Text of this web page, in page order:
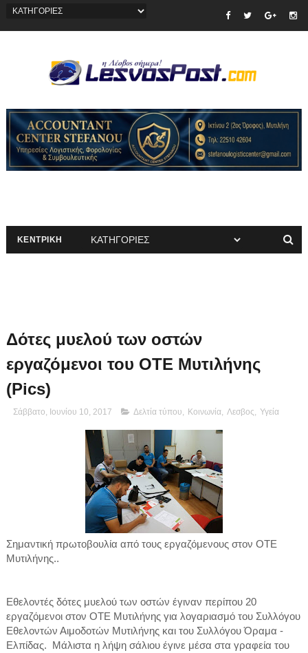
ΚΕΝΤΡΙΚΗ
Δότες μυελού των οστών
εργαζόμενοι του ΟΤΕ Μυτιλήνης
(Pics)
Σάββατο, Ιουνίου 10, 2017 Δελτία τύπου Κοινωνία, Λεσβος Υγεία
Σημαντική πρωτοβουλία από τους εργαζόμενους στον ΟΤΕ
Μυτιλήνης..
Εθελοντές δότες μυελού των οστών έγιναν περίπου 20
εργαζόμενοι στον ΟΤΕ Μυτιλήνης για λογαριασμό του Συλλόγου
Εθελοντών Αιμοδοτών Μυτιλήνης και του Συλλόγου Όραμα -
Ελπίδας. Μάλιστα η λήψη σάλιου έγινε μέσα στα γραφεία του